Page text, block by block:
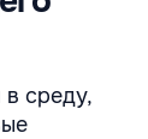
среду,